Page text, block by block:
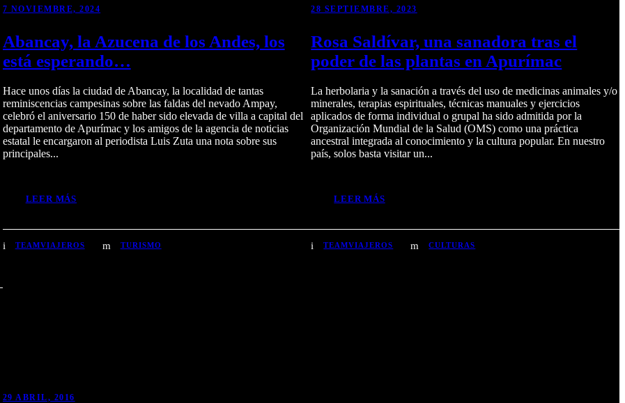
7 NOVIEMBRE, 2024
Abancay, la Azucena de los Andes, los
está esperando…
Hace unos días la ciudad de Abancay, la localidad de tantas
reminiscencias campesinas sobre las faldas del nevado Ampay,
celebró el aniversario 150 de haber sido elevada de villa a capital del
departamento de Apurímac y los amigos de la agencia de noticias
estatal le encargaron al periodista Luis Zuta una nota sobre sus
principales...
LEER MÁS
TEAMVIAJEROS TURISMO
28 SEPTIEMBRE, 2023
Rosa Saldívar, una sanadora tras el
poder de las plantas en Apurímac
La herbolaria y la sanación a través del uso de medicinas animales y/o
minerales, terapias espirituales, técnicas manuales y ejercicios
aplicados de forma individual o grupal ha sido admitida por la
Organización Mundial de la Salud (OMS) como una práctica
ancestral integrada al conocimiento y la cultura popular. En nuestro
país, solos basta visitar un...
LEER MÁS
TEAMVIAJEROS CULTURAS
29 ABRIL, 2016